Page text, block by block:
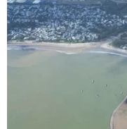
Theo dõi VietnamPlus